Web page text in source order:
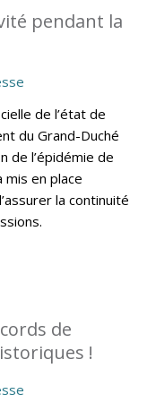
pendant la
de l’état de
du Grand-Duché
de l’épidémie de
en place
la continuité
de
!